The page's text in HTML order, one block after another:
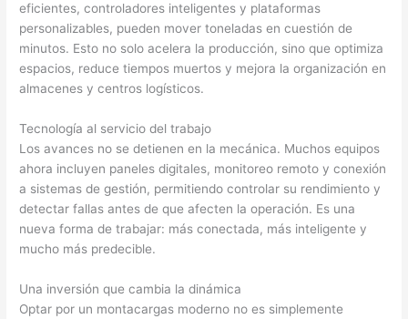
eficientes, controladores inteligentes y plataformas
personalizables, pueden mover toneladas en cuestión de
minutos. Esto no solo acelera la producción, sino que optimiza
espacios, reduce tiempos muertos y mejora la organización en
almacenes y centros logísticos.
Tecnología al servicio del trabajo
Los avances no se detienen en la mecánica. Muchos equipos
ahora incluyen paneles digitales, monitoreo remoto y conexión
a sistemas de gestión, permitiendo controlar su rendimiento y
detectar fallas antes de que afecten la operación. Es una
nueva forma de trabajar: más conectada, más inteligente y
mucho más predecible.
Una inversión que cambia la dinámica
Optar por un montacargas moderno no es simplemente